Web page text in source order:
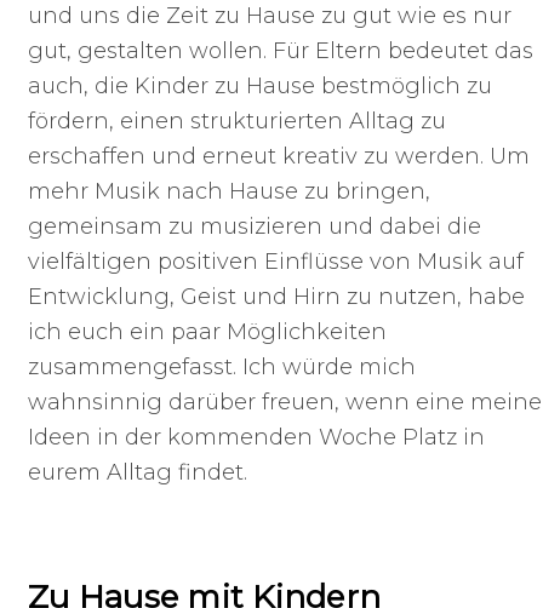
und uns die Zeit zu Hause zu gut wie es nur
gut, gestalten wollen. Für Eltern bedeutet das
auch, die Kinder zu Hause bestmöglich zu
fördern, einen strukturierten Alltag zu
erschaffen und erneut kreativ zu werden. Um
mehr Musik nach Hause zu bringen,
gemeinsam zu musizieren und dabei die
vielfältigen positiven Einflüsse von Musik auf
Entwicklung, Geist und Hirn zu nutzen, habe
ich euch ein paar Möglichkeiten
zusammengefasst. Ich würde mich
wahnsinnig darüber freuen, wenn eine
Ideen in der kommenden Woche Platz in
eurem Alltag findet.
Zu Hause mit Kindern